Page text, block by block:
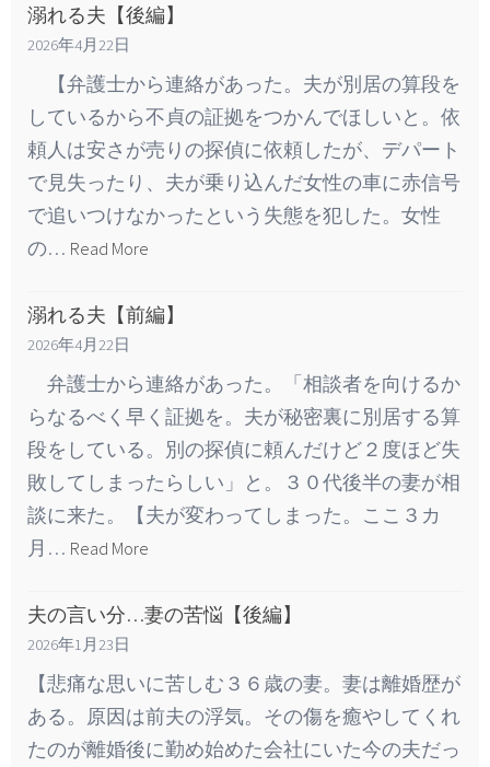
溺れる夫【後編】
2026年4月22日
【弁護士から連絡があった。夫が別居の算段を
しているから不貞の証拠をつかんでほしいと。依
頼人は安さが売りの探偵に依頼したが、デパート
で見失ったり、夫が乗り込んだ女性の車に赤信号
で追いつけなかったという失態を犯した。女性
の… Read More
溺れる夫【前編】
2026年4月22日
弁護士から連絡があった。「相談者を向けるか
らなるべく早く証拠を。夫が秘密裏に別居する算
段をしている。別の探偵に頼んだけど２度ほど失
敗してしまったらしい」と。３０代後半の妻が相
談に来た。【夫が変わってしまった。ここ３カ
月… Read More
夫の言い分…妻の苦悩【後編】
2026年1月23日
【悲痛な思いに苦しむ３６歳の妻。妻は離婚歴が
ある。原因は前夫の浮気。その傷を癒やしてくれ
たのが離婚後に勤め始めた会社にいた今の夫だっ